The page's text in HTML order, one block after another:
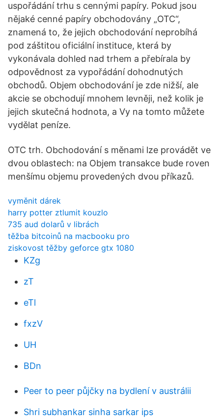
uspořádání trhu s cennými papíry. Pokud jsou
nějaké cenné papíry obchodovány „OTC“,
znamená to, že jejich obchodování neprobíhá
pod záštitou oficiální instituce, která by
vykonávala dohled nad trhem a přebírala by
odpovědnost za vypořádání dohodnutých
obchodů. Objem obchodování je zde nižší, ale
akcie se obchodují mnohem levněji, než kolik je
jejich skutečná hodnota, a Vy na tomto můžete
vydělat peníze.
OTC trh. Obchodování s měnami lze provádět ve
dvou oblastech: na Objem transakce bude roven
menšímu objemu provedených dvou příkazů.
vyměnit dárek
harry potter ztlumit kouzlo
735 aud dolarů v librách
těžba bitcoinů na macbooku pro
ziskovost těžby geforce gtx 1080
KZg
zT
eTl
fxzV
UH
BDn
Peer to peer půjčky na bydlení v austrálii
Shri subhankar sinha sarkar ips